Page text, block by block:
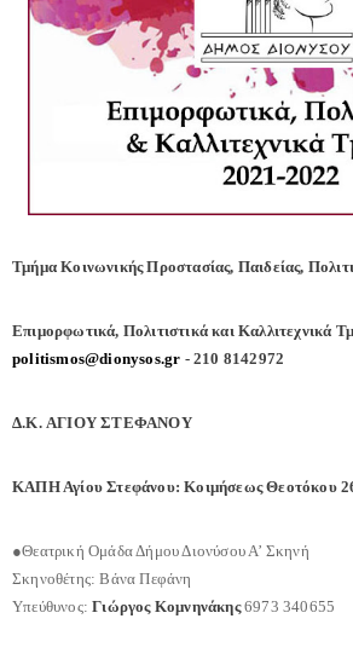
Τμήμα Κοινωνικής Προστασίας, Παιδείας,
Επιμορφωτικά, Πολιτιστικά και Καλλιτεχνικά
politismos@dionysos.gr - 210 8142972
Δ.K. ΑΓΙΟΥ ΣΤΕΦΑΝΟΥ
ΚΑΠΗ Αγίου Στεφάνου: Κοιμήσεως Θεοτόκου
●Θεατρική Ομάδα Δήμου Διονύσου Α’ Σκηνή
Σκηνοθέτης: Βάνα Πεφάνη
Υπεύθυνος: Γιώργος Κομνηνάκης 6973 340655